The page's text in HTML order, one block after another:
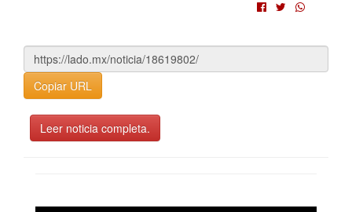
Copiar URL
Leer noticia completa.